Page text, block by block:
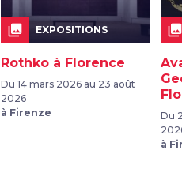
collections EXPOSITIONS
Rothko à Florence
Du 14 mars 2026 au 23 août
2026
à Firenze
Du
à